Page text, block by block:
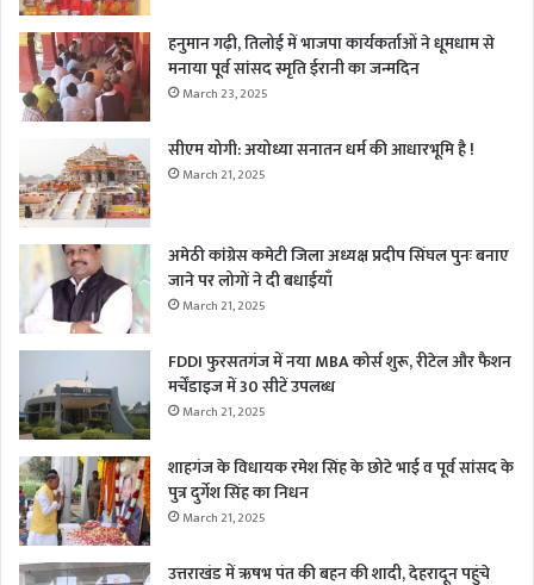
हनुमान गढ़ी, तिलोई में भाजपा कार्यकर्ताओं ने धूमधाम से
मनाया पूर्व सांसद स्मृति ईरानी का जन्मदिन
March 23, 2025
सीएम योगी: अयोध्या सनातन धर्म की आधारभूमि है !
March 21, 2025
अमेठी कांग्रेस कमेटी जिला अध्यक्ष प्रदीप सिंघल पुनः बनाए
जाने पर लोगों ने दी बधाईयाँ
March 21, 2025
FDDI फुरसतगंज में नया MBA कोर्स शुरू, रीटेल और फैशन
मर्चेंडाइज में 30 सीटें उपलब्ध
March 21, 2025
शाहगंज के विधायक रमेश सिंह के छोटे भाई व पूर्व सांसद के
पुत्र दुर्गेश सिंह का निधन
March 21, 2025
उत्तराखंड में ऋषभ पंत की बहन की शादी, देहरादून पहुंचे